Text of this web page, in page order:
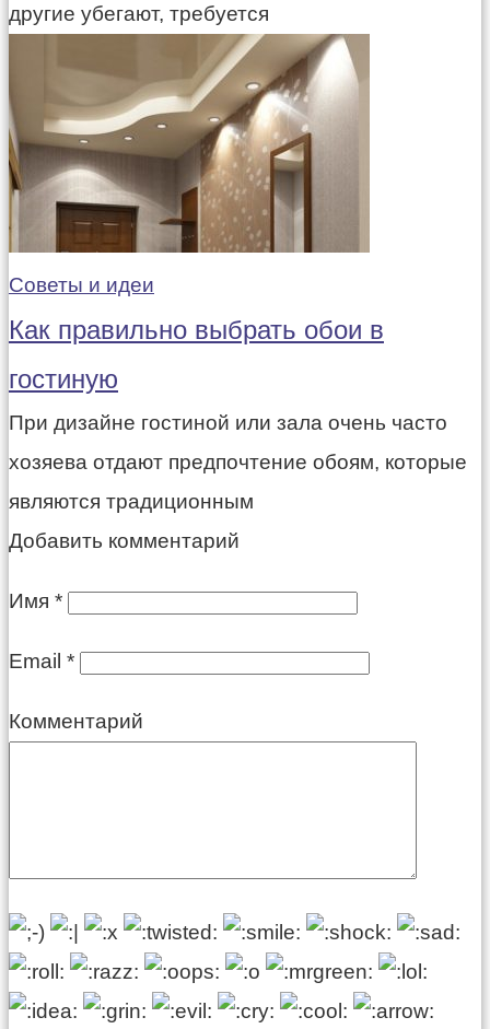
другие убегают, требуется
Советы и идеи
Как правильно выбрать обои в
гостиную
При дизайне гостиной или зала очень часто
хозяева отдают предпочтение обоям, которые
являются традиционным
Добавить комментарий
Имя *
Email *
Комментарий